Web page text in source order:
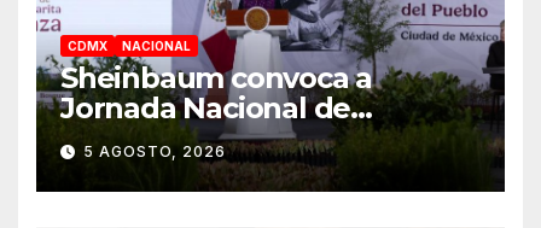
CDMX NACIONAL
Sheinbaum convoca a
Jornada Nacional de
Reforestación el 9 de agosto
5 AGOSTO, 2026